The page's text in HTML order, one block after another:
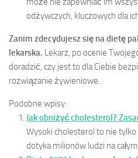
odżywczych, kluczowych dla
Zanim zdecydujesz się na dietę
lekarska. Lekarz, po ocenie
doradzić, czy jest to dla Ciebie
rozwiązanie żywieniowe.
Podobne wpisy:
Jak obniżyć cholesterol?
Wysoki cholesterol to nie
dotyka milionów ludzi na